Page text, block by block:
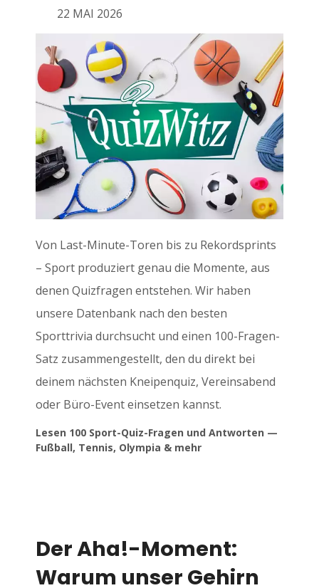
22 MAI 2026
Von Last-Minute-Toren bis zu Rekordsprints
– Sport produziert genau die Momente, aus
denen Quizfragen entstehen. Wir haben
unsere Datenbank nach den besten
Sporttrivia durchsucht und einen 100-Fragen-
Satz zusammengestellt, den du direkt bei
deinem nächsten Kneipenquiz, Vereinsabend
oder Büro-Event einsetzen kannst.
Lesen 100 Sport-Quiz-Fragen und Antworten —
Fußball, Tennis, Olympia & mehr
Der Aha!-Moment:
Warum unser Gehirn